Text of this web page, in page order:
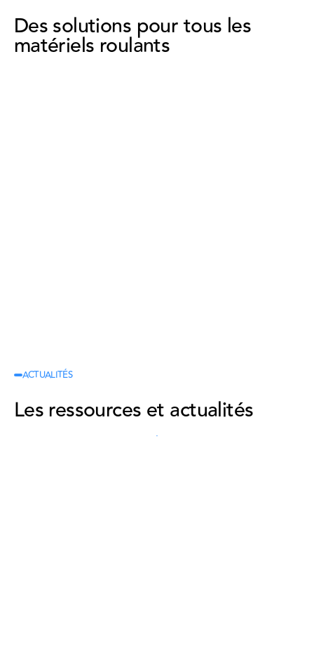
Des solutions pour tous les
matériels roulants
vitesse
ACTUALITÉS
Les ressources et actualités
Voir les actualités